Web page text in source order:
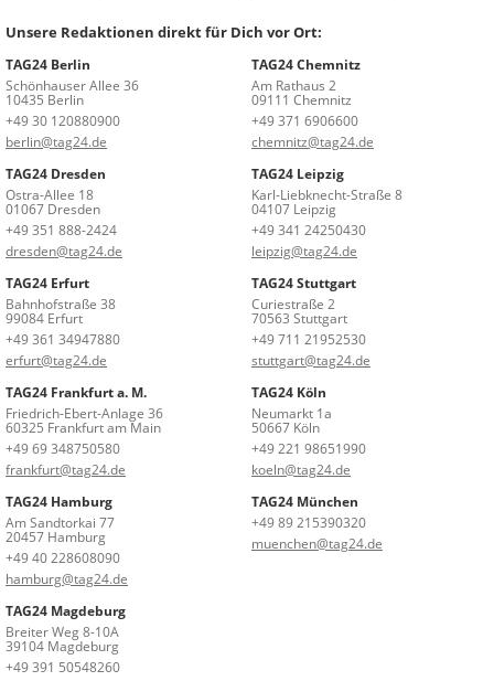
Unsere Redaktionen direkt für Dich vor Ort:
TAG24 Berlin
Schönhauser Allee 36
10435 Berlin
+49 30 120880900
berlin@tag24.de
TAG24 Chemnitz
Am Rathaus 2
09111 Chemnitz
+49 371 6906600
chemnitz@tag24.de
TAG24 Dresden
Ostra-Allee 18
01067 Dresden
+49 351 888-2424
dresden@tag24.de
TAG24 Leipzig
Karl-Liebknecht-Straße 8
04107 Leipzig
+49 341 24250430
leipzig@tag24.de
TAG24 Erfurt
Bahnhofstraße 38
99084 Erfurt
+49 361 34947880
erfurt@tag24.de
TAG24 Stuttgart
Curiestraße 2
70563 Stuttgart
+49 711 21952530
stuttgart@tag24.de
TAG24 Frankfurt a. M.
Friedrich-Ebert-Anlage 36
60325 Frankfurt am Main
+49 69 348750580
frankfurt@tag24.de
TAG24 Köln
Neumarkt 1a
50667 Köln
+49 221 98651990
koeln@tag24.de
TAG24 Hamburg
Am Sandtorkai 77
20457 Hamburg
+49 40 228608090
hamburg@tag24.de
TAG24 München
+49 89 215390320
muenchen@tag24.de
TAG24 Magdeburg
Breiter Weg 8-10A
39104 Magdeburg
+49 391 50548260